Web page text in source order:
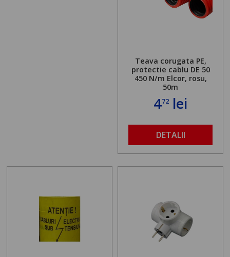
Teava corugata PE,
protectie cablu DE 50
450 N/m Elcor, rosu,
50m
472 lei
DETALII